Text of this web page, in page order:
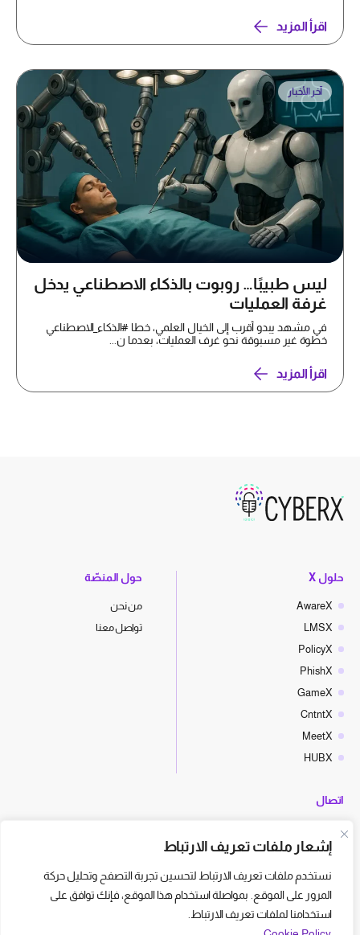
إشعار ملفات تعريف الارتباط
نستخدم ملفات تعريف الارتباط لتحسين تجربة التصفح وتحليل حركة
المرور على الموقع. بمواصلة استخدام هذا الموقع، فإنك توافق على
استخدامنا لملفات تعريف الارتباط.
اقرأ المزيد
آخر الأخبار
ليس طبيبًا… روبوت بالذكاء الاصطناعي يدخل
غرفة العمليات
في مشهد يبدو أقرب إلى الخيال العلمي، خطا #الذكاء_الاصطناعي
خطوة غير مسبوقة نحو غرف العمليات، بعدما ن...
اقرأ المزيد
حلول X
AwareX
LMSX
PolicyX
PhishX
GameX
CntntX
MeetX
HUBX
حول المنصّة
من نحن
تواصل معنا
اتصال
hello@cyberx.world